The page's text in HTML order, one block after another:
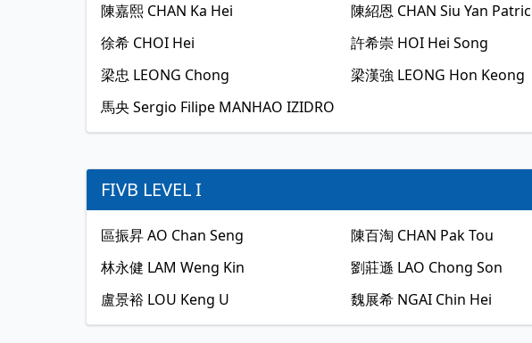
陳嘉熙 CHAN Ka Hei 陳紹恩 CHAN Siu Yan
徐希 CHOI Hei 許希崇 HOI Hei Song
梁忠 LEONG Chong 梁漢強 LEONG Hon Keong
馬央 Sergio Filipe MANHAO IZIDRO
FIVB LEVEL I
區振昇AO Chan Seng 陳百淘 CHAN Pak Tou
林永健 LAM Weng Kin 劉莊遜 LAO Chong Son
盧景裕 LOU Keng U 魏展希 NGAI Chin Hei